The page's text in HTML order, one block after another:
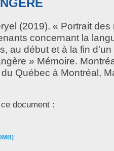
(2019). « Portrait
concernant la
au début et à la fin
» Mémoire.
Québec à Montréal,
document :